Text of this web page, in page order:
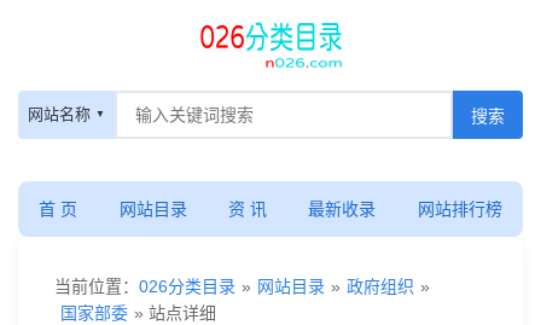
网站名称
首 页 网站目录 资 讯 最新收录 网站排行榜
当前位置： 026分类目录 » 网站目录 » 政府组织 »
国家部委 » 站点详细